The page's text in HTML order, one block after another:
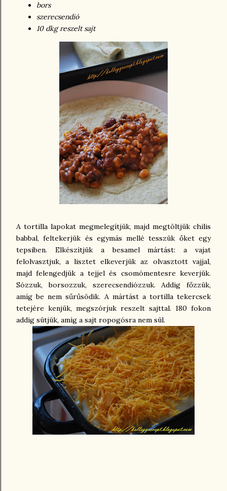
bors
szerecsendió
10 dkg reszelt sajt
A tortilla lapokat megmelegítjük, majd megtöltjük chilis
babbal, feltekerjük és egymás mellé tesszük őket egy
tepsiben. Elkészítjük a besamel mártást: a vajat
felolvasztjuk, a lisztet elkeverjük az olvasztott vajjal,
majd felengedjük a tejjel és csomómentesre keverjük.
Sózzuk, borsozzuk, szerecsendiózzuk. Addig főzzük,
amíg be nem sűrűsödik. A mártást a tortilla tekercsek
tetejére kenjük, megszórjuk reszelt sajttal. 180 fokon
addig sütjük, amíg a sajt ropogósra nem sül.